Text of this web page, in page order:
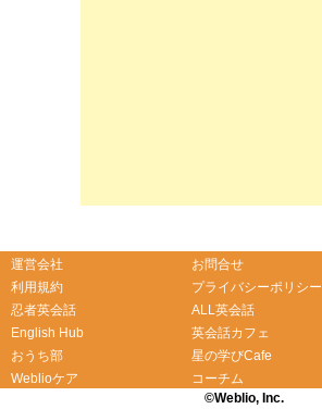
運営会社
お問合せ
利用規約
プライバシーポリシー
忍者英会話
ALL英会話
English Hub
英会話カフェ
おうち部
星の学びCafe
Weblioケア
コーチム
©Weblio, Inc.